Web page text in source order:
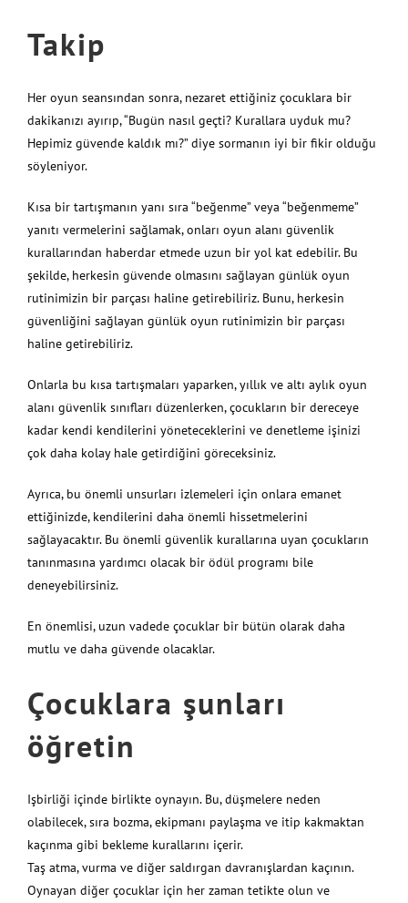
Takip
Her oyun seansından sonra, nezaret ettiğiniz çocuklara bir
dakikanızı ayırıp, “Bugün nasıl geçti? Kurallara uyduk mu?
Hepimiz güvende kaldık mı?” diye sormanın iyi bir fikir olduğu
söyleniyor.
Kısa bir tartışmanın yanı sıra “beğenme” veya “beğenmeme”
yanıtı vermelerini sağlamak, onları oyun alanı güvenlik
kurallarından haberdar etmede uzun bir yol kat edebilir. Bu
şekilde, herkesin güvende olmasını sağlayan günlük oyun
rutinimizin bir parçası haline getirebiliriz. Bunu, herkesin
güvenliğini sağlayan günlük oyun rutinimizin bir parçası
haline getirebiliriz.
Onlarla bu kısa tartışmaları yaparken, yıllık ve altı aylık oyun
alanı güvenlik sınıfları düzenlerken, çocukların bir dereceye
kadar kendi kendilerini yöneteceklerini ve denetleme işinizi
çok daha kolay hale getirdiğini göreceksiniz.
Ayrıca, bu önemli unsurları izlemeleri için onlara emanet
ettiğinizde, kendilerini daha önemli hissetmelerini
sağlayacaktır. Bu önemli güvenlik kurallarına uyan çocukların
tanınmasına yardımcı olacak bir ödül programı bile
deneyebilirsiniz.
En önemlisi, uzun vadede çocuklar bir bütün olarak daha
mutlu ve daha güvende olacaklar.
Çocuklara şunları
öğretin
Işbirliği içinde birlikte oynayın. Bu, düşmelere neden
olabilecek, sıra bozma, ekipmanı paylaşma ve itip kakmaktan
kaçınma gibi bekleme kurallarını içerir.
Taş atma, vurma ve diğer saldırgan davranışlardan kaçının.
Oynayan diğer çocuklar için her zaman tetikte olun ve